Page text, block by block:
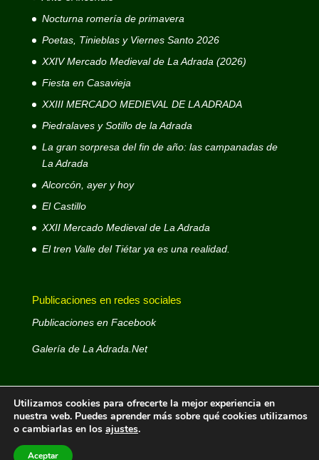
Nocturna romería de primavera
Poetas, Tinieblas y Viernes Santo 2026
XXIV Mercado Medieval de La Adrada (2026)
Fiesta en Casavieja
XXIII MERCADO MEDIEVAL DE LA ADRADA
Piedralaves y Sotillo de la Adrada
La gran sorpresa del fin de año: las campanadas de
La Adrada
Alcorcón, ayer y hoy
El Castillo
XXII Mercado Medieval de La Adrada
El tren Valle del Tiétar ya es una realidad.
Publicaciones en redes sociales
Publicaciones en Facebook
Galería de La Adrada.Net
La Adrada.Net © 1999 - 2026- Web decana de La
Adrada - Autor: José Antonio D. Rodríguez Rodríguez -
Utilizamos cookies para ofrecerte la mejor experiencia en
nuestra web. Puedes aprender más sobre qué cookies utilizamos
o cambiarlas en los ajustes.
Aceptar